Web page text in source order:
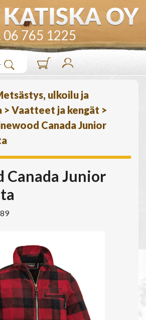
06 765 1225
ulkoilu ja
> Vaatteet ja kengät >
Canada Junior
Canada Junior